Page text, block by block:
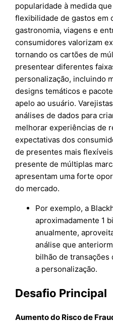
popularidade à medida
flexibilidade de gastos em
gastronomia, viagens e
consumidores valorizam
tornando os cartões de
presentear diferentes
personalização, incluindo
designs temáticos e
apelo ao usuário.
análises de dados para
melhorar experiências de
expectativas dos
de presentes mais
presente de múltiplas
apresentam uma forte
do mercado.
Por exemplo, a
aproximadamente 1
anualmente,
análise que
bilhão de
a personalização.
Desafio Principal
Aumento do Risco de